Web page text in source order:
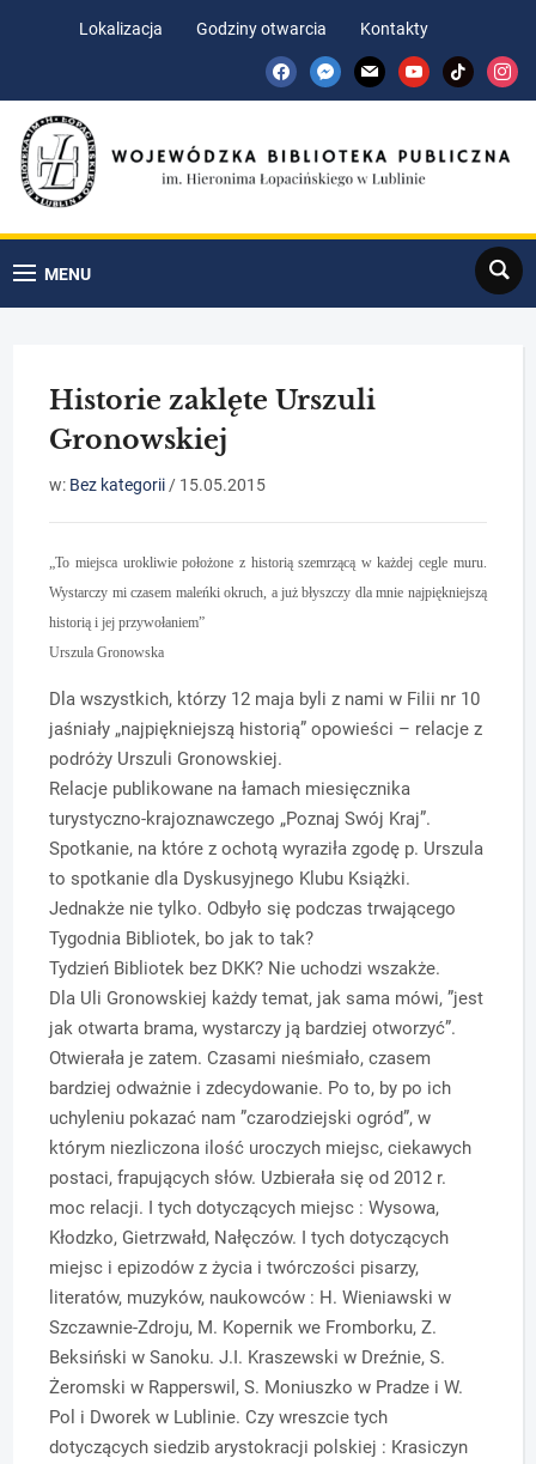
Lokalizacja Godziny otwarcia
Kontakty
facebookmessenger
mail youtubetiktok
MENU
Search
Historie zaklęte Urszuli
Gronowskiej
w: Bez kategorii / 15.05.2015
„To miejsca urokliwie położone z historią szemrzącą w każdej cegle muru.
Wystarczy mi czasem maleńki okruch, a już błyszczy dla mnie najpiękniejszą
historią i jej przywołaniem”
Urszula Gronowska
Dla wszystkich, którzy 12 maja byli z nami w Filii nr 10
jaśniały „najpiękniejszą historią” opowieści – relacje z
podróży Urszuli Gronowskiej.
Relacje publikowane na łamach miesięcznika
turystyczno-krajoznawczego „Poznaj Swój Kraj”.
Spotkanie, na które z ochotą wyraziła zgodę p. Urszula
to spotkanie dla Dyskusyjnego Klubu Książki.
Jednakże nie tylko. Odbyło się podczas trwającego
Tygodnia Bibliotek, bo jak to tak?
Tydzień Bibliotek bez DKK? Nie uchodzi wszakże.
Dla Uli Gronowskiej każdy temat, jak sama mówi, ”jest
jak otwarta brama, wystarczy ją bardziej otworzyć”.
Otwierała je zatem. Czasami nieśmiało, czasem
bardziej odważnie i zdecydowanie. Po to, by po ich
uchyleniu pokazać nam ”czarodziejski ogród”, w
którym niezliczona ilość uroczych miejsc, ciekawych
postaci, frapujących słów. Uzbierała się od 2012 r.
moc relacji. I tych dotyczących miejsc : Wysowa,
Kłodzko, Gietrzwałd, Nałęczów. I tych dotyczących
miejsc i epizodów z życia i twórczości pisarzy,
literatów, muzyków, naukowców : H. Wieniawski w
Szczawnie-Zdroju, M. Kopernik we Fromborku, Z.
Beksiński w Sanoku. J.I. Kraszewski w Dreźnie, S.
Żeromski w Rapperswil, S. Moniuszko w Pradze i W.
Pol i Dworek w Lublinie. Czy wreszcie tych
dotyczących siedzib arystokracji polskiej : Krasiczyn